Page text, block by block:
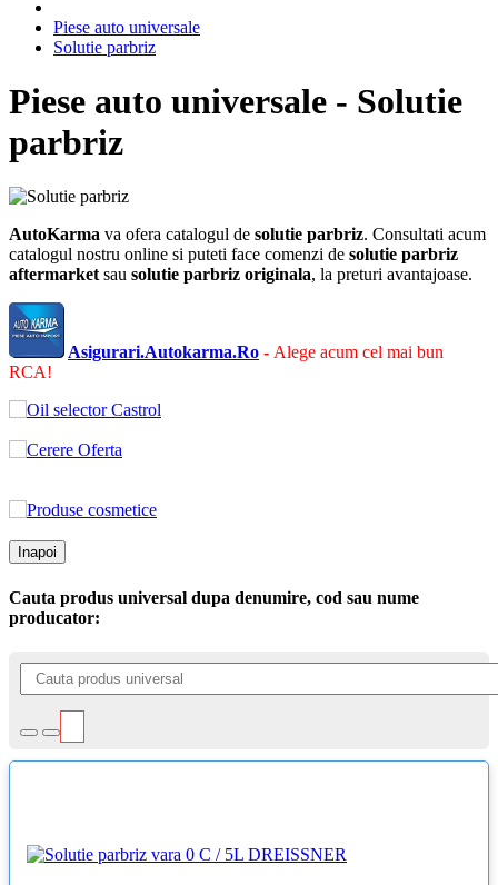
Piese auto universale
Solutie parbriz
Piese auto universale - Solutie
parbriz
AutoKarma va ofera catalogul de solutie parbriz. Consultati acum
catalogul nostru online si puteti face comenzi de solutie parbriz
aftermarketsau solutie parbriz originala, la preturi avantajoase.
Asigurari.Autokarma.Ro - Alege acum cel mai bun
RCA!
Inapoi
Cauta produs universal dupa denumire, cod sau nume
producator: